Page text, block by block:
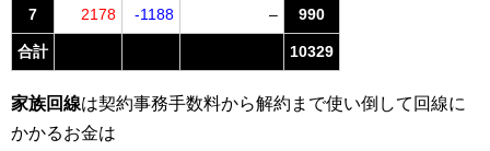
7 2178 -1188 – 990
合計 10329
家族回線は契約事務手数料から解約まで使い倒して回線に
かかるお金は